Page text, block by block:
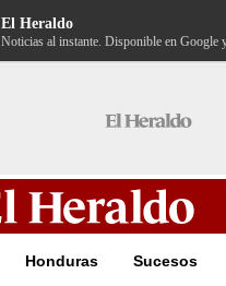
El Heraldo
Noticias al instante. Disponible en Google
Honduras Sucesos